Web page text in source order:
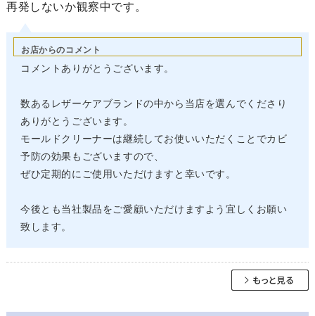
再発しないか観察中です。
お店からのコメント
コメントありがとうございます。
数あるレザーケアブランドの中から当店を選んでくださり
ありがとうございます。
モールドクリーナーは継続してお使いいただくことでカビ
予防の効果もございますので、
ぜひ定期的にご使用いただけますと幸いです。
今後とも当社製品をご愛顧いただけますよう宜しくお願い
致します。